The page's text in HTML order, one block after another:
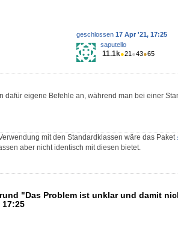
geschlossen 17 Apr '21, 17:25
saputello
11.1k●21 ●43●65
dafür eigene Befehle an, während man bei einer
mit den Standardklassen wäre das Paket
aber nicht identisch mit diesen bietet.
"Das Problem ist unklar und damit
17:25